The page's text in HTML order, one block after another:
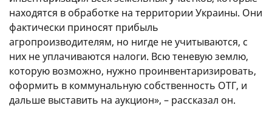
находятся в обработке на территории Украины. Они
фактически приносят прибыль
агропроизводителям, но нигде не учитываются, с
них не уплачиваются налоги. Всю теневую землю,
которую возможно, нужно проинвентаризировать,
оформить в коммунальную собственность ОТГ, и
дальше выставить на аукцион», – рассказал он.